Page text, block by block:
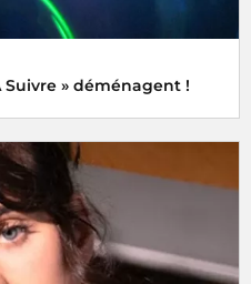
Suivre » déménagent !
du lundi 16 décembre
Coup de cœur
mais là, à savoir sur la